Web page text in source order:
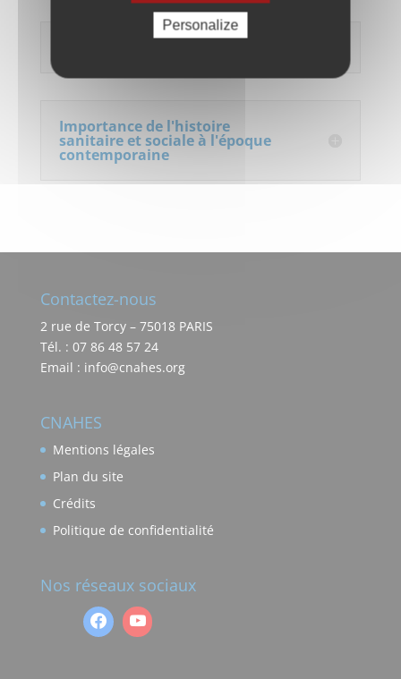
Importance de l'histoire
sanitaire et sociale à l'époque
contemporaine
Contactez-nous
2 rue de Torcy – 75018 PARIS
Tél. : 07 86 48 57 24
Email : info@cnahes.org
CNAHES
Mentions légales
Plan du site
Crédits
Politique de confidentialité
Nos réseaux sociaux
Personalize